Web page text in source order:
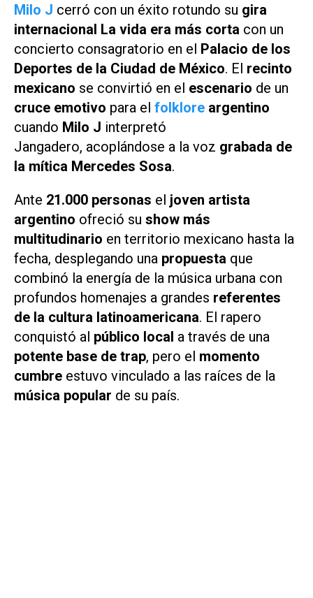
Milo J cerró con un éxito rotundo su gira
internacional La vida era más corta con un
concierto consagratorio en el Palacio de los
Deportes de la Ciudad de México. El recinto
mexicano se convirtió en el escenario de un
cruce emotivo para el folklore argentino
cuando Milo J interpretó
Jangadero, acoplándose a la voz grabada de
la mítica Mercedes Sosa.
Ante 21.000 personas el joven artista
argentino ofreció su show más
multitudinario en territorio mexicano hasta la
fecha, desplegando una propuesta que
combinó la energía de la música urbana con
profundos homenajes a grandes referentes
de la cultura latinoamericana. El rapero
conquistó al público local a través de una
potente base de trap, pero el momento
cumbre estuvo vinculado a las raíces de la
música popular de su país.